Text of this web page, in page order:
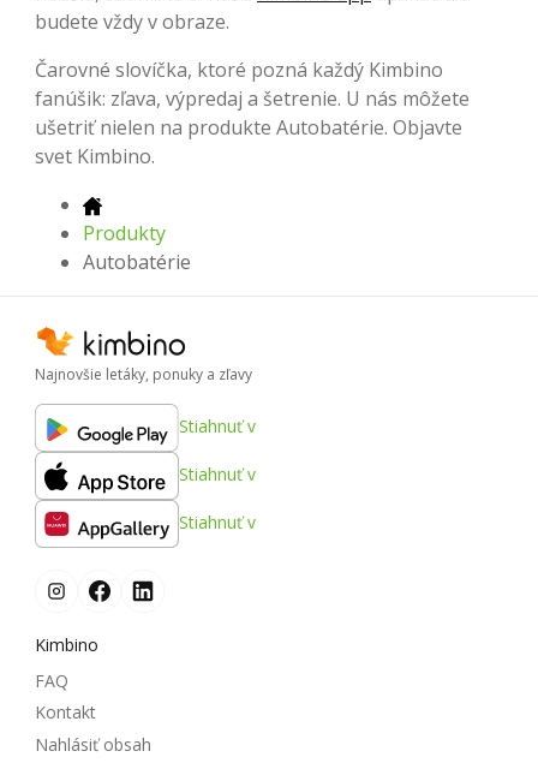
budete vždy v obraze.
Čarovné slovíčka, ktoré pozná každý Kimbino
fanúšik: zľava, výpredaj a šetrenie. U nás môžete
ušetriť nielen na produkte Autobatérie. Objavte
svet Kimbino.
Produkty
Autobatérie
Najnovšie letáky, ponuky a zľavy
Stiahnuť v
Stiahnuť v
Stiahnuť v
Kimbino
FAQ
Kontakt
Nahlásiť obsah